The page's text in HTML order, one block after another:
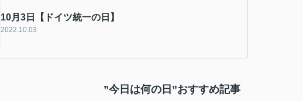
10月3日【ドイツ統一の日】
2022.10.03
”今日は何の日”おすすめ記事